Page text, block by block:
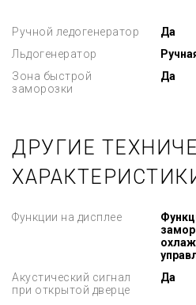
Ручной ледогенератор
Да
Льдогенератор
Зона быстрой
заморозки
Да
ДРУГИЕ
Функции на дисплее
Акустический сигнал
при открытой дверце
Да